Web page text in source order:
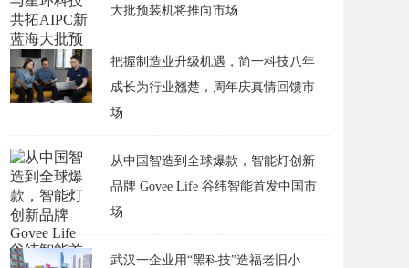
大批预装机将推向市场
把握制造业升级机遇，简一科技八年
成长为行业翘楚，周年庆真情回馈市
场
从中国智造到全球爆款，智能灯创新
品牌 Govee Life 谷纬智能首发中国市
场
武汉一企业用“黑科技”造福老旧小